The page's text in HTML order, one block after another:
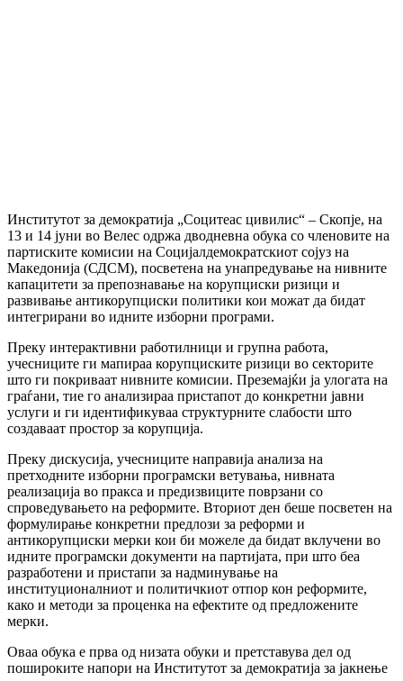
Институтот за демократија „Социтеас цивилис“ – Скопје, на
13 и 14 јуни во Велес одржа дводневна обука со членовите на
партиските комисии на Социјалдемократскиот сојуз на
Македонија (СДСМ), посветена на унапредување на нивните
капацитети за препознавање на корупциски ризици и
развивање антикорупциски политики кои можат да бидат
интегрирани во идните изборни програми.
Преку интерактивни работилници и групна работа,
учесниците ги мапираа корупциските ризици во секторите
што ги покриваат нивните комисии. Преземајќи ја улогата на
граѓани, тие го анализираа пристапот до конкретни јавни
услуги и ги идентификуваа структурните слабости што
создаваат простор за корупција.
Преку дискусија, учесниците направија анализа на
претходните изборни програмски ветувања, нивната
реализација во пракса и предизвиците поврзани со
спроведувањето на реформите. Вториот ден беше посветен на
формулирање конкретни предлози за реформи и
антикорупциски мерки кои би можеле да бидат вклучени во
идните програмски документи на партијата, при што беа
разработени и пристапи за надминување на
институционалниот и политичкиот отпор кон реформите,
како и методи за проценка на ефектите од предложените
мерки.
Оваа обука е прва од низата обуки и претставува дел од
пошироките напори на Институтот за демократија за јакнење